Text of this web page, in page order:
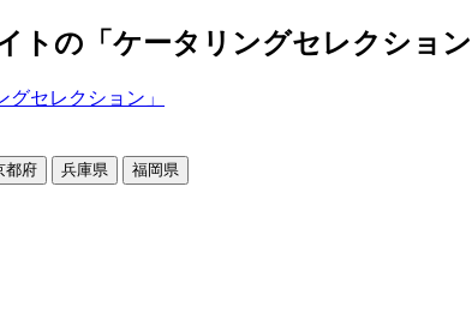
トの「ケータリングセレクショ
都府 兵庫県 福岡県